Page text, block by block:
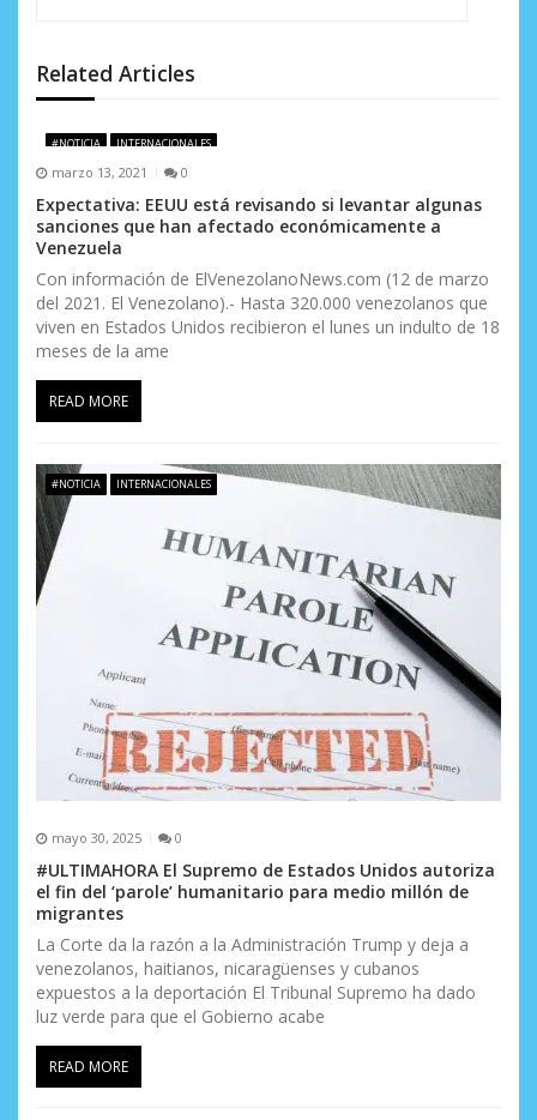
n
d
e
e
n
t
r
a
d
a
s
Related Articles
#NOTICIA INTERNACIONALES
marzo 13, 2021 0
Expectativa: EEUU está revisando si levantar algunas
sanciones que han afectado económicamente a
Venezuela
Con información de ElVenezolanoNews.com (12 de marzo
del 2021. El Venezolano).- Hasta 320.000 venezolanos que
viven en Estados Unidos recibieron el lunes un indulto de 18
meses de la ame
READ MORE
#NOTICIA INTERNACIONALES
mayo 30, 2025 0
#ULTIMAHORA El Supremo de Estados Unidos autoriza
el fin del ‘parole’ humanitario para medio millón de
migrantes
La Corte da la razón a la Administración Trump y deja a
venezolanos, haitianos, nicaragüenses y cubanos
expuestos a la deportación El Tribunal Supremo ha dado
luz verde para que el Gobierno acabe
READ MORE